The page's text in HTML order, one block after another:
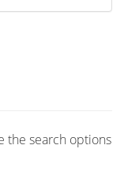
the search options